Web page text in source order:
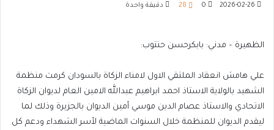
2026-02-26
0
28 دقيقة واحدة
الظهيرة – مدني: بابكرحسن حنتوب:
علي هامش انعقاد الملتقي الاول لامناء الزكاة بالسودان كرمت منظمة
الشهيد بالولاية الاستاذ احمد ابراهيم عبدالله الامين العام لديوان الزكاة
الاتحادي والاستاذ عصام الدين موسي أمين الديوان بالجزيرة وذلك لما
ليقدم الديوان للمنظمة خلال السنوات الماضية لأسر الشهداء ودعم كل